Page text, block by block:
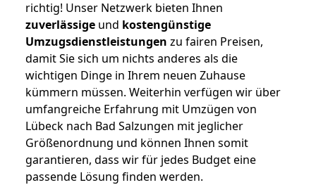
richtig! Unser Netzwerk bieten Ihnen
zuverlässige und kostengünstige
Umzugsdienstleistungen zu fairen Preisen,
damit Sie sich um nichts anderes als die
wichtigen Dinge in Ihrem neuen Zuhause
kümmern müssen. Weiterhin verfügen wir über
umfangreiche Erfahrung mit Umzügen von
Lübeck nach Bad Salzungen mit jeglicher
Größenordnung und können Ihnen somit
garantieren, dass wir für jedes Budget eine
passende Lösung finden werden.